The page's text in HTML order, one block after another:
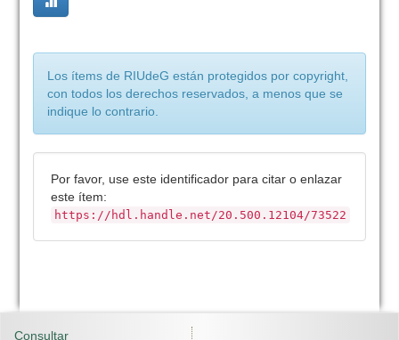
Los ítems de RIUdeG están protegidos por copyright,
con todos los derechos reservados, a menos que se
indique lo contrario.
Por favor, use este identificador para citar o enlazar
este ítem:
https://hdl.handle.net/20.500.12104/73522
Consultar